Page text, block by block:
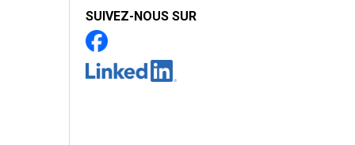
SUIVEZ-NOUS SUR